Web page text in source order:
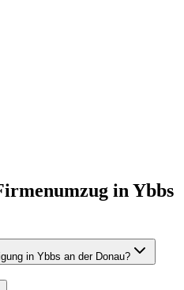
inYbbs
in Ybbs an der Donau?